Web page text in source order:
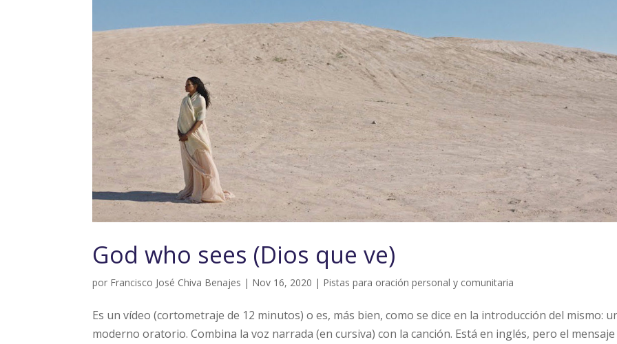
God who sees (Dios que ve)
por Francisco José Chiva Benajes | Nov 16, 2020 | Pistas para oración personal y comunitaria
Es un vídeo (cortometraje de 12 minutos) o es, más bien, como se dice en la introducción del mismo:
moderno oratorio. Combina la voz narrada (en cursiva) con la canción. Está en inglés, pero el